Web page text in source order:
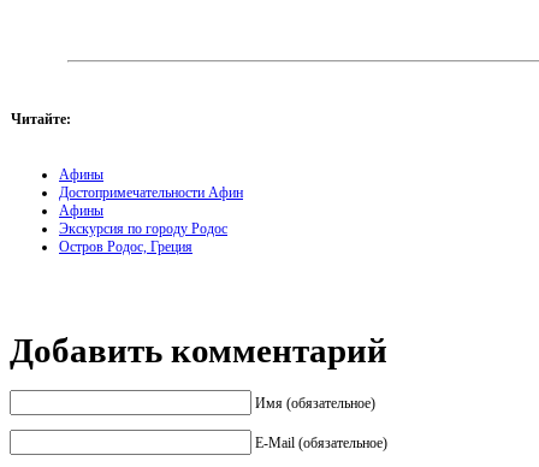
Читайте:
Афины
Достопримечательности Афин
Афины
Экскурсия по городу Родос
Остров Родос, Греция
Добавить комментарий
Имя (обязательное)
E-Mail (обязательное)